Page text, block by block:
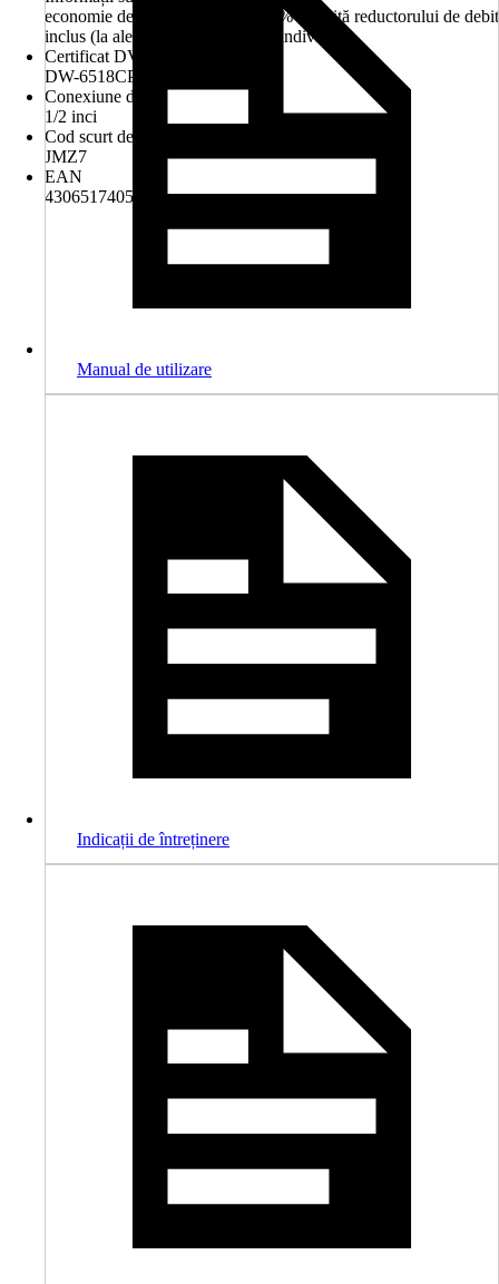
economie de apă de aprox. 50-70% datorită reductorului de debit
inclus (la alegere, se poate utiliza individual)
Certificat DVGW
DW-6518CP0386
Conexiune duş
1/2 inci
Cod scurt de produs (AKN)
JMZ7
EAN
4306517405151
Manual de utilizare
Indicații de întreținere